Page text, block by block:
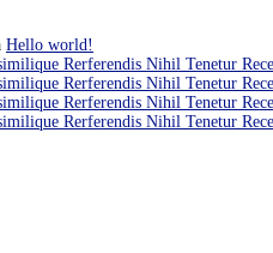
Hello world!
Rerferendis Nihil Tenetur
Rerferendis Nihil Tenetur
Rerferendis Nihil Tenetur
Rerferendis Nihil Tenetur